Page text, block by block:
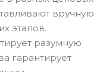
вручную
этапов.
разумную
гарантирует